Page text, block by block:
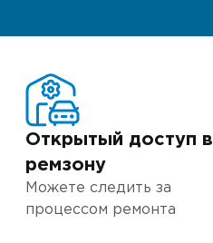
Открытый доступ в
ремзону
Можете следить за
процессом ремонта